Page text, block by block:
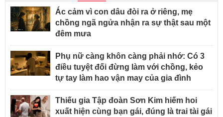
Ác cảm vì con dâu đòi ra ở riêng, mẹ
chồng ngã ngửa nhận ra sự thật sau một
đêm mưa
Phụ nữ càng khôn càng phải nhớ: Có 3
điều tuyệt đối đừng làm với chồng, kẻo
tự tay làm hao vận may của gia đình
Thiếu gia Tập đoàn Sơn Kim hiếm hoi
xuất hiện cùng bạn gái, đúng là trai tài gái